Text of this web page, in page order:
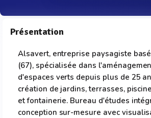
Présentation
Alsavert, entreprise paysagiste
(67), spécialisée dans
d'espaces verts depuis plus de 25
création de jardins, terrasses,
et fontainerie. Bureau d'études
conception sur-mesure avec